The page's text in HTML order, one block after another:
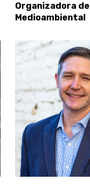
Organizadora
Medioambiental